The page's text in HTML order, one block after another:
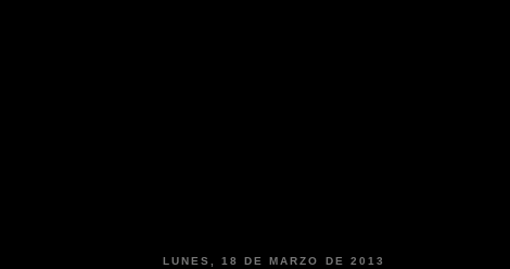
LUNES, 18 DE MARZO DE 2013